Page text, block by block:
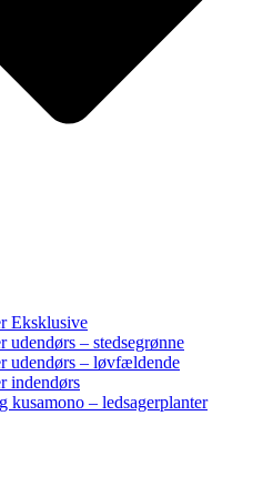
Eksklusive
udendørs – stedsegrønne
udendørs – løvfældende
indendørs
kusamono – ledsagerplanter